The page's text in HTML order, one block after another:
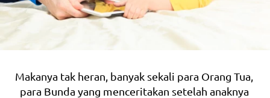
Makanya tak heran, banyak sekali para Orang Tua,
para Bunda yang menceritakan setelah anaknya